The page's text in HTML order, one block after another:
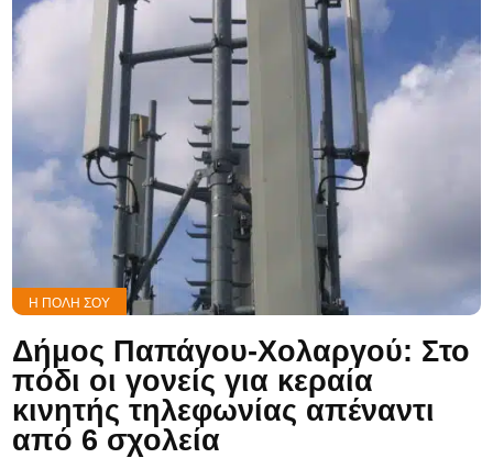
Η ΠΌΛΗ ΣΟΥ
Δήμος Παπάγου-Χολαργού: Στο
πόδι οι γονείς για κεραία
κινητής τηλεφωνίας απέναντι
από 6 σχολεία